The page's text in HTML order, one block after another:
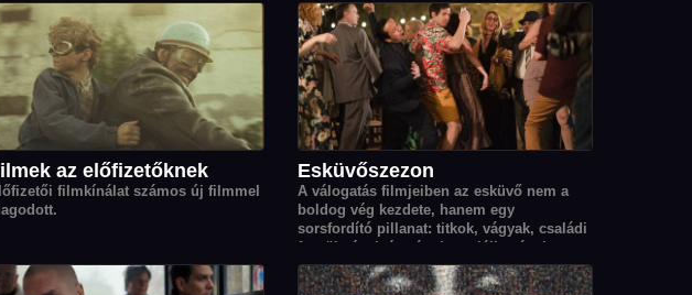
az előfizetőknek
filmkínálat számos új filmmel
Esküvőszezon
A válogatás filmjeiben az esküvő nem a
boldog vég kezdete, hanem egy
sorsfordító pillanat: titkok, vágyak, családi
feszültségek és váratlan találkozások
origója, ahonnan minden szereplő élete új
irányt vesz.